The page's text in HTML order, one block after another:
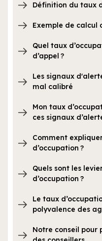
Définition du taux
Exemple de calcul
Quel taux
d’appel ?
Les signaux
mal calibré
Mon taux
ces signaux
Comment
d’occupation ?
Quels sont les
d’occupation ?
Le taux
polyvalence des
Notre conseil pour